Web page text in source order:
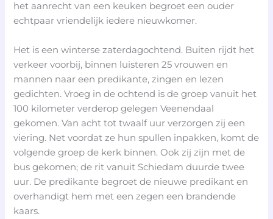
het aanrecht van een keuken begroet een ouder
echtpaar vriendelijk iedere nieuwkomer.
Het is een winterse zaterdagochtend. Buiten rijdt het
verkeer voorbij, binnen luisteren 25 vrouwen en
mannen naar een predikante, zingen en lezen
gedichten. Vroeg in de ochtend is de groep vanuit het
100 kilometer verderop gelegen Veenendaal
gekomen. Van acht tot twaalf uur verzorgen zij een
viering. Net voordat ze hun spullen inpakken, komt de
volgende groep de kerk binnen. Ook zij zijn met de
bus gekomen; de rit vanuit Schiedam duurde twee
uur. De predikante begroet de nieuwe predikant en
overhandigt hem met een zegen een brandende
kaars.